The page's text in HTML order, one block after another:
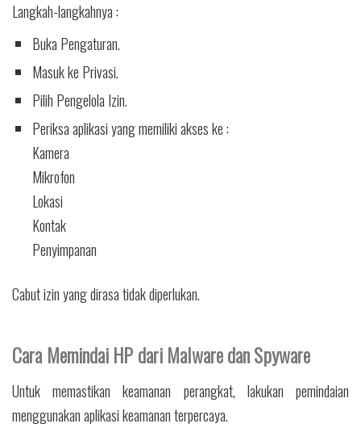
Langkah-langkahnya :
Buka Pengaturan.
Masuk ke Privasi.
Pilih Pengelola Izin.
Periksa aplikasi yang memiliki akses ke :
Kamera
Mikrofon
Lokasi
Kontak
Penyimpanan
Cabut izin yang dirasa tidak diperlukan.
Cara Memindai HP dari Malware dan Spyware
Untuk memastikan keamanan perangkat, lakukan pemindaian
menggunakan aplikasi keamanan terpercaya.